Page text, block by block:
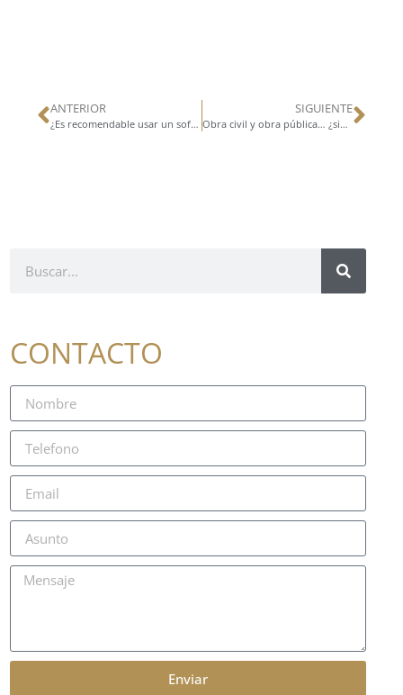
ANTERIOR
¿Es recomendable usar un software para la gestión de proyectos de construcción?
SIGUIENTE
Obra civil y obra pública… ¿significan lo mismo?
CONTACTO
Enviar